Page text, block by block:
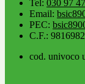
Tel: 030 97
Email:
PEC:
C.F.:
cod. univoco